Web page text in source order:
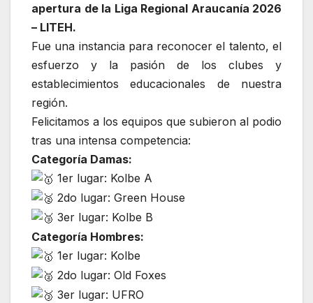
apertura de la Liga Regional Araucanía 2026
– LITEH.
Fue una instancia para reconocer el talento, el
esfuerzo y la pasión de los clubes y
establecimientos educacionales de nuestra
región.
Felicitamos a los equipos que subieron al podio
tras una intensa competencia:
Categoría Damas:
1er lugar: Kolbe A
2do lugar: Green House
3er lugar: Kolbe B
Categoría Hombres:
1er lugar: Kolbe
2do lugar: Old Foxes
3er lugar: UFRO